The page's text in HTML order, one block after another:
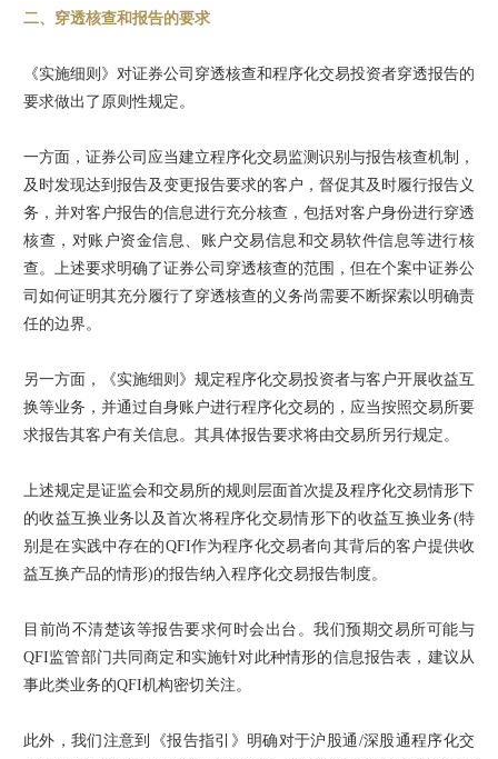
二、穿透核查和报告的要求
《实施细则》对证券公司穿透核查和程序化交易投资者穿透报告的
要求做出了原则性规定。
一方面，证券公司应当建立程序化交易监测识别与报告核查机制，
及时发现达到报告及变更报告要求的客户，督促其及时履行报告义
务，并对客户报告的信息进行充分核查，包括对客户身份进行穿透
核查，对账户资金信息、账户交易信息和交易软件信息等进行核
查。上述要求明确了证券公司穿透核查的范围，但在个案中证券公
司如何证明其充分履行了穿透核查的义务尚需要不断探索以明确责
任的边界。
另一方面，《实施细则》规定程序化交易投资者与客户开展收益互
换等业务，并通过自身账户进行程序化交易的，应当按照交易所要
求报告其客户有关信息。其具体报告要求将由交易所另行规定。
上述规定是证监会和交易所的规则层面首次提及程序化交易情形下
的收益互换业务以及首次将程序化交易情形下的收益互换业务(特
别是在实践中存在的QFI作为程序化交易者向其背后的客户提供收
益互换产品的情形)的报告纳入程序化交易报告制度。
目前尚不清楚该等报告要求何时会出台。我们预期交易所可能与
QFI监管部门共同商定和实施针对此种情形的信息报告表，建议从
事此类业务的QFI机构密切关注。
此外，我们注意到《报告指引》明确对于沪股通/深股通程序化交